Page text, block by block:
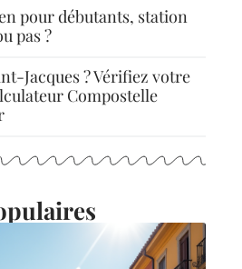
pour débutants, station
pas ?
Jacques ? Vérifiez votre
Compostelle